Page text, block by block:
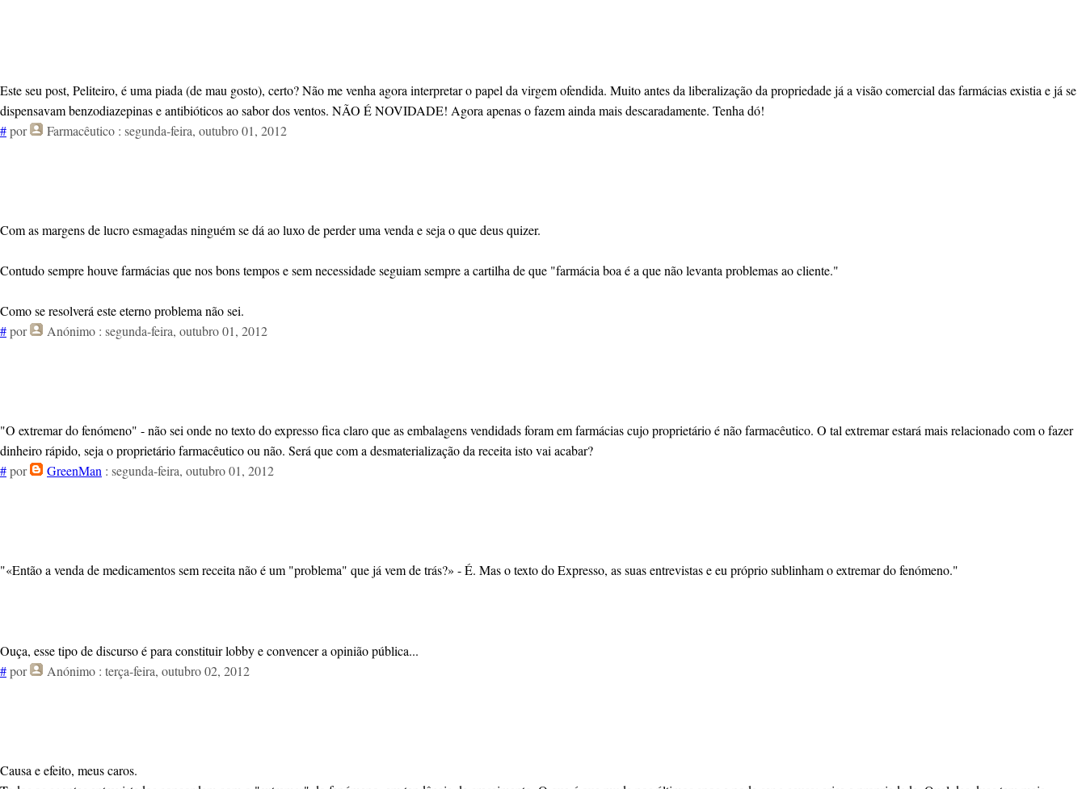
Este seu post, Peliteiro, é uma piada (de mau gosto), certo? Não me venha agora interpretar o papel da virgem ofendida. Muito antes da liberalização da propriedade já a visão comercial das farmácias existia e já se
dispensavam benzodiazepinas e antibióticos ao sabor dos ventos. NÃO É NOVIDADE! Agora apenas o fazem ainda mais descaradamente. Tenha dó!
#por Farmacêutico : segunda-feira, outubro 01, 2012
Com as margens de lucro esmagadas ninguém se dá ao luxo de perder uma venda e seja o que deus quizer.
Contudo sempre houve farmácias que nos bons tempos e sem necessidade seguiam sempre a cartilha de que "farmácia boa é a que não levanta problemas ao cliente."
Como se resolverá este eterno problema não sei.
#por Anónimo : segunda-feira, outubro 01, 2012
"O extremar do fenómeno" - não sei onde no texto do expresso fica claro que as embalagens vendidads foram em farmácias cujo proprietário é não farmacêutico. O tal extremar estará mais relacionado com o fazer
dinheiro rápido, seja o proprietário farmacêutico ou não. Será que com a desmaterialização da receita isto vai acabar?
#por GreenMan : segunda-feira, outubro 01, 2012
"«Então a venda de medicamentos sem receita não é um "problema" que já vem de trás?» - É. Mas o texto do Expresso, as suas entrevistas e eu próprio sublinham o extremar do fenómeno."
Ouça, esse tipo de discurso é para constituir lobby e convencer a opinião pública...
#por Anónimo : terça-feira, outubro 02, 2012
Causa e efeito, meus caros.